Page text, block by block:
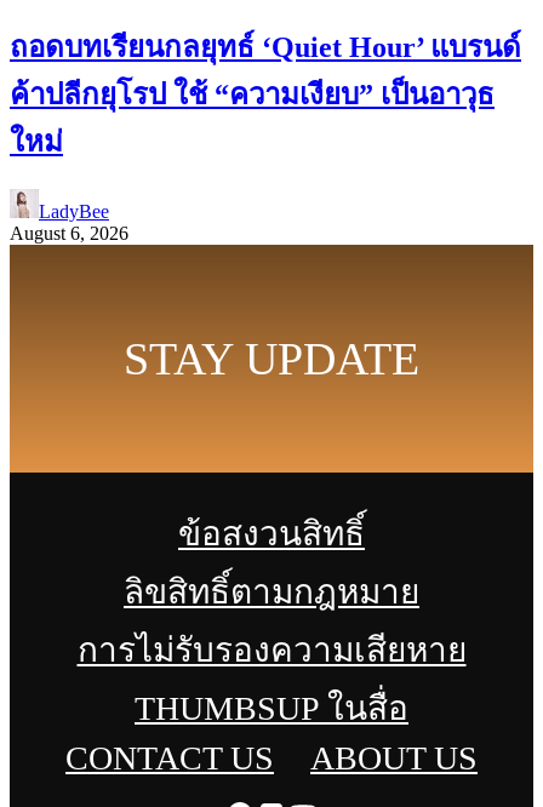
ถอดบทเรียนกลยุทธ์ ‘Quiet Hour’ แบรนด์
ค้าปลีกยุโรป ใช้ “ความเงียบ” เป็นอาวุธ
ใหม่
LadyBee
August 6, 2026
STAY UPDATE
ข้อสงวนสิทธิ์
ลิขสิทธิ์ตามกฎหมาย
การไม่รับรองความเสียหาย
THUMBSUP ในสื่อ
CONTACT US
ABOUT US